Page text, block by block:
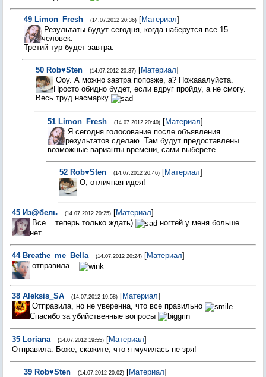
49 Limon_Fresh (14.07.2012 20:36) [Материал]
Результаты будут сегодня, когда наберутся все 15
человек.
Третий тур будет завтра.
50 Rob♥Sten (14.07.2012 20:37) [Материал]
Ооу. А можно завтра попозже, а? Пожааалуйста.
Просто обидно будет, если вдруг пройду, а не смогу.
Весь труд насмарку
51 Limon_Fresh (14.07.2012 20:40) [Материал]
Я сегодня голосование после объявления
результатов сделаю. Там будут предоставлены
возможные варианты времени, сами выберете.
52 Rob♥Sten (14.07.2012 20:46) [Материал]
О, отличная идея!
45 Из@бель (14.07.2012 20:25) [Материал]
Все... теперь только ждать)
ногтей у меня больше
нет...
44 Breathe_me_Bella (14.07.2012 20:24) [Материал]
отправила...
38 Aleksis_SA (14.07.2012 19:58) [Материал]
Отправила, но не уверенна, что все правильно
Спасибо за убийственные вопросы
35 Loriana (14.07.2012 19:55) [Материал]
Отправила. Боже, скажите, что я мучилась не зря!
39 Rob♥Sten (14.07.2012 20:02) [Материал]